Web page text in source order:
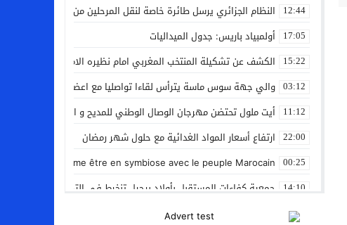
12:44 النظام الجزائري يرسل طائرة خاصة لنقل المرحلين من فرنسا
17:05 أولمبياد باريس: جدول الميداليات
15:22 الكشف عن تشكيلة المنتخب المغربي امام نظيره الامريكي
03:12 والي جهة سوس ماسة يترأس لقاءا تواصليا مع اعضاء جماعة تامري
11:12 أيت ملول تحتضن مهرجان الوصال الوطني للمديح و السماع من 25 إلى 30 مارس
22:00 ارتفاع أسعار المواد الغدائية مع حلول شهر رمضان
00:25
Le Gleut affirme être en symbiose avec le peuple Marocain
14:10 جمعية كفاءات المستقبل بأولاد برحيل تنخرط في التضامن الشعبي مع
12:01 المنتخب المغربي داخل القاعة يتأهل الى نصف نهائي كأس العرب